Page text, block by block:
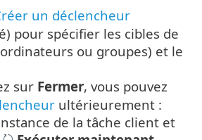
un déclencheur
pour spécifier les cibles de
ou groupes) et le
sur Fermer, vous pouvez
ultérieurement :
de la tâche client et